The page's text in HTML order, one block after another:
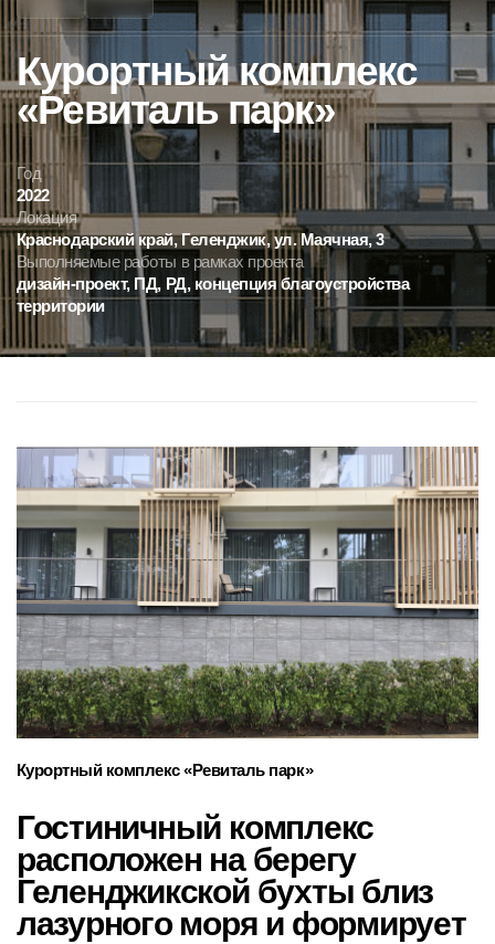
Обсудить проект
Год
2022
Локация
Краснодарский
край, Геленджик, Маячная, 3
Выполняемые работы в рамках
проекта
дизайн-проект,
ПД, РД, концепция
благоустройства
территории
Курортный комплекс «Ревиталь парк»
Гостиничный комплекс
расположен на берегу
Геленджикской бухты близ
лазурного моря и формирует
современную курортную
среду